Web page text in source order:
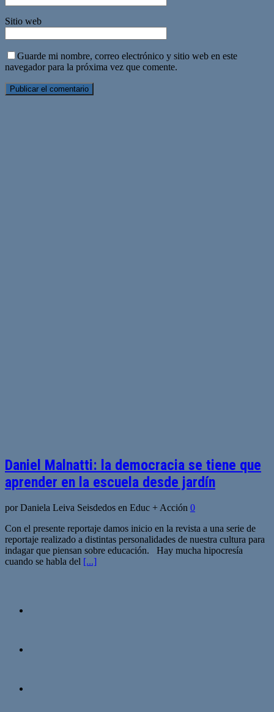
Sitio web
Guarde mi nombre, correo electrónico y sitio web en este
navegador para la próxima vez que comente.
Daniel Malnatti: la democracia se tiene que
aprender en la escuela desde jardín
por Daniela Leiva Seisdedos en Educ + Acción 0
Con el presente reportaje damos inicio en la revista a una serie de
reportaje realizado a distintas personalidades de nuestra cultura para
indagar que piensan sobre educación. Hay mucha hipocresía
cuando se habla del [...]